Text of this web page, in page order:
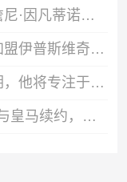
记者：英足总现已正式撤回对詹尼·因凡蒂诺的支持
记者：富勒姆中场卢基奇接近加盟伊普斯维奇，预计周五接受体检
记者：登贝莱已经提前结束假期，他将专注于训练恢复和欧洲超级杯
HWG！罗马诺：维尼修斯即将与皇马续约，签下为期6年的全新合同